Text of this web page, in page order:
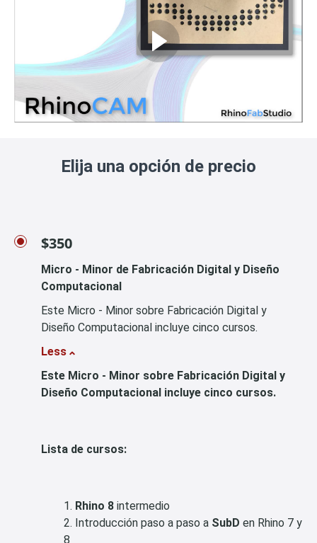
Elija una opción de precio
$350
Micro - Minor de Fabricación Digital y Diseño
Computacional
Este Micro - Minor sobre Fabricación Digital y
Diseño Computacional incluye cinco cursos.
Less
Este Micro - Minor sobre Fabricación Digital y
Diseño Computacional incluye cinco cursos.
Lista de cursos:
Rhino 8 intermedio
Introducción paso a paso a SubD en Rhino 7 y
8